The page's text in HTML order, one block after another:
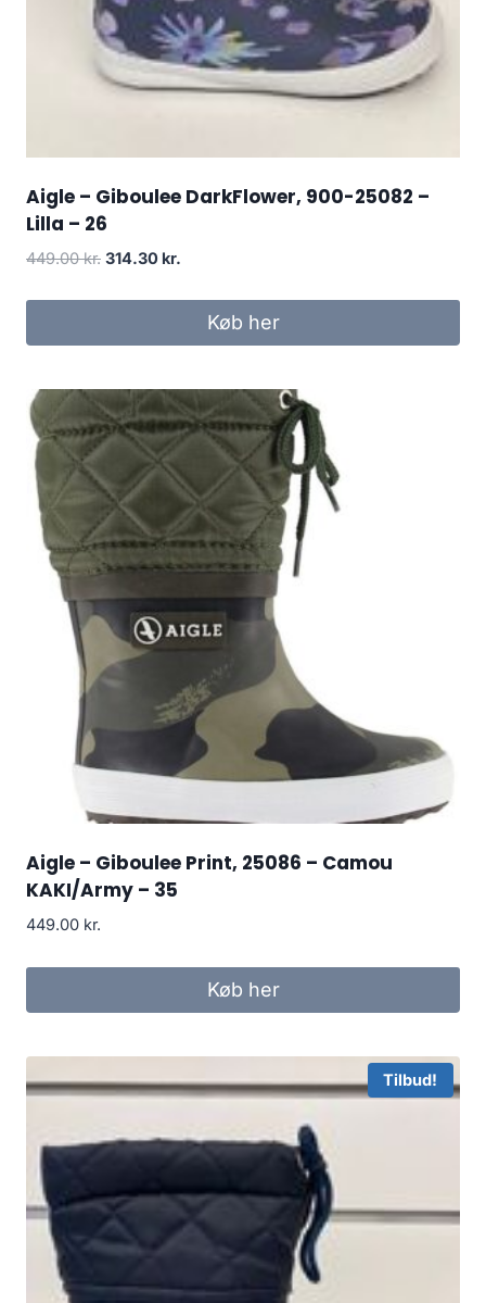
Aigle – Giboulee DarkFlower, 900-25082 –
Lilla – 26
449.00kr. Den
314.30 kr.
Køb her
Aigle – Giboulee Print, 25086 – Camou
KAKI/Army – 35
449.00 kr.
Køb her
Tilbud!